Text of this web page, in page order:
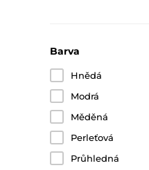
Barva
Hnědá
Modrá
Měděná
Perleťová
Průhledná